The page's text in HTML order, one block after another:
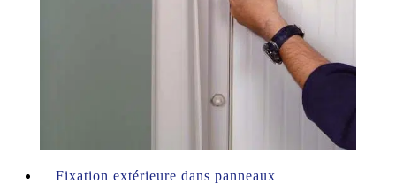
Fixation extérieure dans panneaux